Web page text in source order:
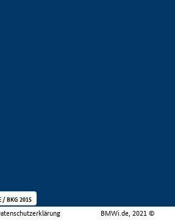
BMWi.de, 2021 ©
/ BKG 2015